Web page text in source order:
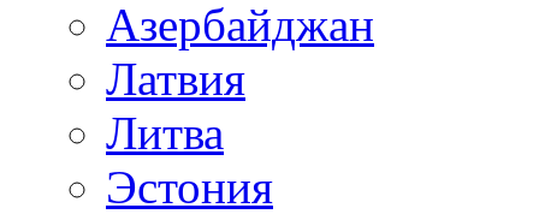
Азербайджан
Латвия
Литва
Эстония